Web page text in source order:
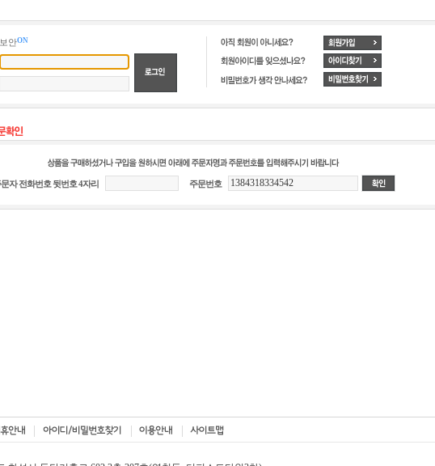
보안ON
문자 전화번호 뒷번호 4자리 주문번호